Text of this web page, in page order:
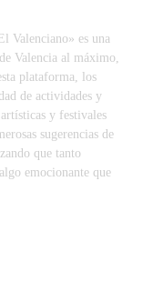
Valenciano» es una
Valencia al máximo,
plataforma, los
de actividades y
y festivales
sugerencias de
que tanto
emocionante que